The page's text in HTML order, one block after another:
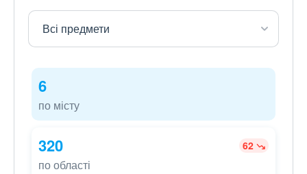
6
по місту
320 62
по області